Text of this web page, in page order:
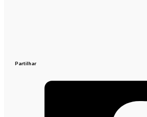
Partilhar